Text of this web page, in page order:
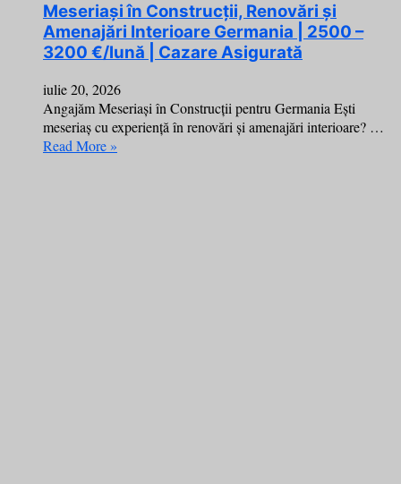
Meseriași în Construcții, Renovări și
Amenajări Interioare Germania | 2500 –
3200 €/lună | Cazare Asigurată
iulie 20, 2026
Angajăm Meseriași în Construcții pentru Germania Ești
meseriaș cu experiență în renovări și amenajări interioare? …
Read More »